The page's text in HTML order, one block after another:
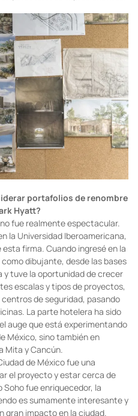
como la arquitectura
mi carrera. Me motiva mucho
culturas que se
impresionantes.
portafolios de renombre
Hyatt?
fue realmente espectacular.
la Universidad Iberoamericana,
firma. Cuando ingresé en la
dibujante, desde las bases
y tuve la oportunidad de crecer
escalas y tipos de proyectos,
de seguridad, pasando
La parte hotelera ha sido
auge que está experimentando
México, sino también en
Mita y Cancún.